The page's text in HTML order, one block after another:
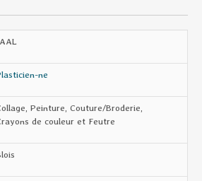
ne
Peinture, Couture/Broderie,
de couleur et Feutre